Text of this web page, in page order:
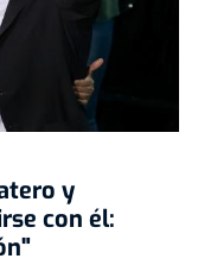
y
con él: